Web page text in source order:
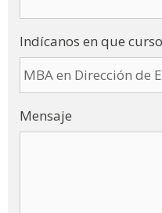
Indícanos en que
Mensaje